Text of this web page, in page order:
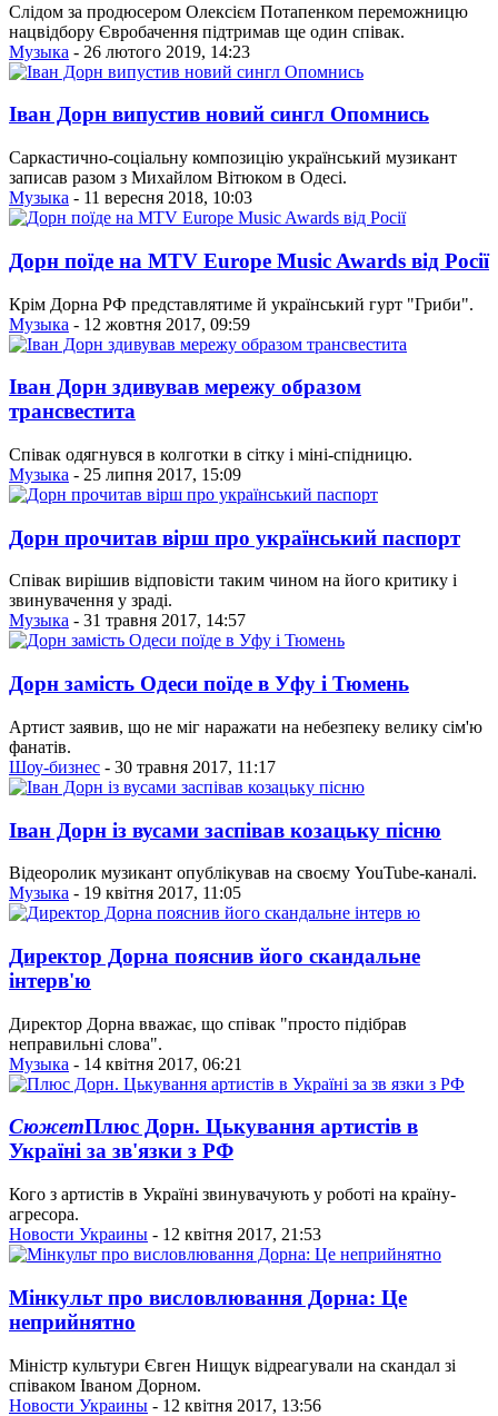
Слідом за продюсером Олексієм Потапенком переможницю
нацвідбору Євробачення підтримав ще один співак.
Музыка - 26 лютого 2019, 14:23
Іван Дорн випустив новий сингл Опомнись
Саркастично-соціальну композицію український музикант
записав разом з Михайлом Вітюком в Одесі.
Музыка - 11 вересня 2018, 10:03
Дорн поїде на MTV Europe Music Awards від Росії
Крім Дорна РФ представлятиме й український гурт "Гриби".
Музыка - 12 жовтня 2017, 09:59
Іван Дорн здивував мережу образом
трансвестита
Співак одягнувся в колготки в сітку і міні-спідницю.
Музыка - 25 липня 2017, 15:09
Дорн прочитав вірш про український паспорт
Співак вирішив відповісти таким чином на його критику і
звинувачення у зраді.
Музыка - 31 травня 2017, 14:57
Дорн замість Одеси поїде в Уфу і Тюмень
Артист заявив, що не міг наражати на небезпеку велику сім'ю
фанатів.
Шоу-бизнес - 30 травня 2017, 11:17
Іван Дорн із вусами заспівав козацьку пісню
Відеоролик музикант опублікував на своєму YouTube-каналі.
Музыка - 19 квітня 2017, 11:05
Директор Дорна пояснив його скандальне
інтерв'ю
Директор Дорна вважає, що співак "просто підібрав
неправильні слова".
Музыка - 14 квітня 2017, 06:21
СюжетПлюс Дорн. Цькування артистів в
Україні за зв'язки з РФ
Кого з артистів в Україні звинувачують у роботі на країну-
агресора.
Новости Украины - 12 квітня 2017, 21:53
Мінкульт про висловлювання Дорна: Це
неприйнятно
Міністр культури Євген Нищук відреагували на скандал зі
співаком Іваном Дорном.
Новости Украины - 12 квітня 2017, 13:56